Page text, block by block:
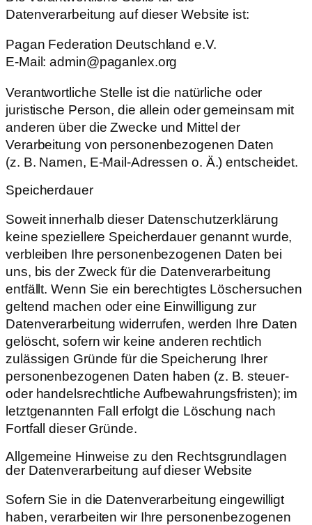
Datenverarbeitung auf dieser Website ist:
Pagan Federation Deutschland e.V.
E-Mail: admin@paganlex.org
Verantwortliche Stelle ist die natürliche oder
juristische Person, die allein oder gemeinsam mit
anderen über die Zwecke und Mittel der
Verarbeitung von personenbezogenen Daten
(z. B. Namen, E-Mail-Adressen o. Ä.) entscheidet.
Speicherdauer
Soweit innerhalb dieser Datenschutzerklärung
keine speziellere Speicherdauer genannt wurde,
verbleiben Ihre personenbezogenen Daten bei
uns, bis der Zweck für die Datenverarbeitung
entfällt. Wenn Sie ein berechtigtes Löschersuchen
geltend machen oder eine Einwilligung zur
Datenverarbeitung widerrufen, werden Ihre Daten
gelöscht, sofern wir keine anderen rechtlich
zulässigen Gründe für die Speicherung Ihrer
personenbezogenen Daten haben (z. B. steuer-
oder handelsrechtliche Aufbewahrungsfristen); im
letztgenannten Fall erfolgt die Löschung nach
Fortfall dieser Gründe.
Allgemeine Hinweise zu den Rechtsgrundlagen
der Datenverarbeitung auf dieser Website
Sofern Sie in die Datenverarbeitung eingewilligt
haben, verarbeiten wir Ihre personenbezogenen